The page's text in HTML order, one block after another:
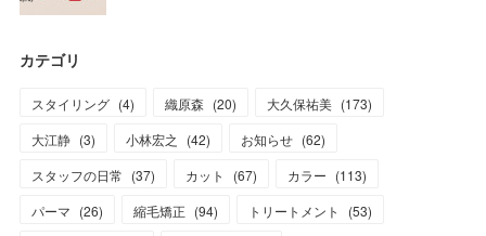
カテゴリ
スタイリング (4) 織原森 (20) 大久保祐美 (173)
大江静 (3) 小林宏之 (42) お知らせ (62)
スタッフの日常 (37) カット (67) カラー (113)
パーマ (26) 縮毛矯正 (94) トリートメント (53)